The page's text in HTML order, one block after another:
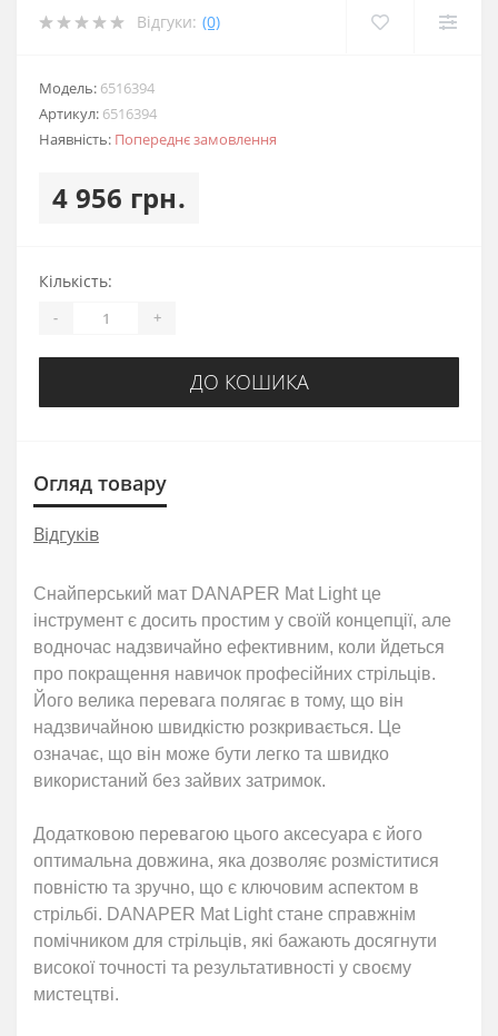
Відгуки: (0)
Модель: 6516394
Артикул: 6516394
Наявність: Попереднє замовлення
4 956 грн.
Кількість:
- +
ДО КОШИКА
Огляд товару
Відгуків
Снайперський мат DANAPER Mat Light це
інструмент є досить простим у своїй концепції, але
водночас надзвичайно ефективним, коли йдеться
про покращення навичок професійних стрільців.
Його велика перевага полягає в тому, що він
надзвичайною швидкістю розкривається. Це
означає, що він може бути легко та швидко
використаний без зайвих затримок.
Додатковою перевагою цього аксесуара є його
оптимальна довжина, яка дозволяє розміститися
повністю та зручно, що є ключовим аспектом в
стрільбі. DANAPER Mat Light стане справжнім
помічником для стрільців, які бажають досягнути
високої точності та результативності у своєму
мистецтві.